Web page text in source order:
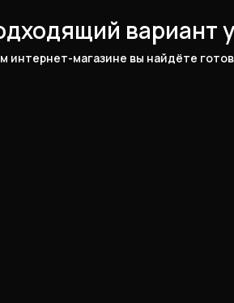
вариант
магазине вы найдёте